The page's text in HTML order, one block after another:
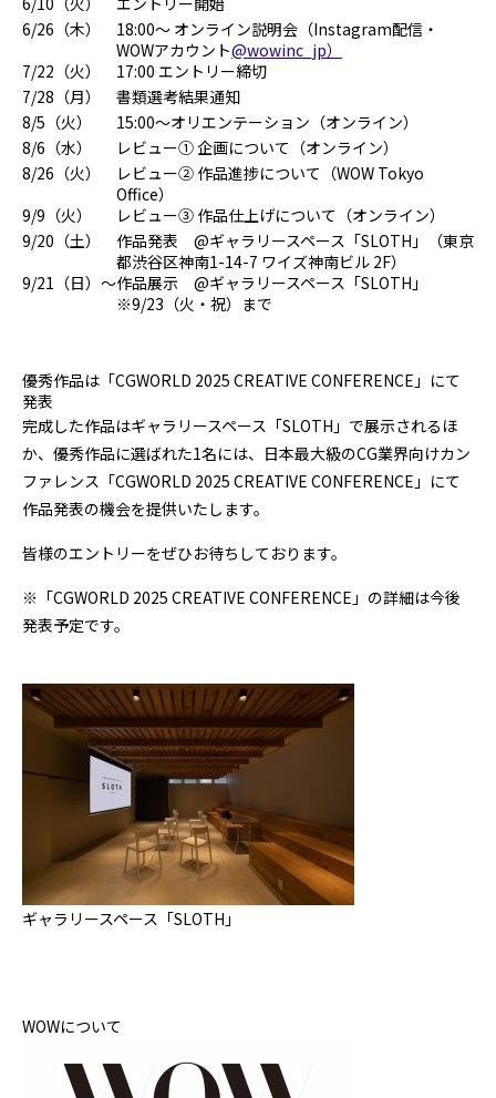
6/26（木）
18:00〜 オンライン説明会（Instagram配信・
WOWアカウント@wowinc_jp）
7/22（火）
17:00 エントリー締切
7/28（月）
書類選考結果通知
8/5（火）
15:00～オリエンテーション（オンライン）
8/6（水）
レビュー① 企画について（オンライン）
8/26（火）
レビュー② 作品進捗について（WOW Tokyo
Office）
9/9（火）
レビュー③ 作品仕上げについて（オンライン）
9/20（土）
作品発表 @ギャラリースペース「SLOTH」（東京
都渋谷区神南1-14-7 ワイズ神南ビル 2F）
9/21（日）〜作品展示 @ギャラリースペース「SLOTH」
※9/23（火・祝）まで
優秀作品は「CGWORLD 2025 CREATIVE CONFERENCE」にて
発表
完成した作品はギャラリースペース「SLOTH」で展示されるほ
か、優秀作品に選ばれた1名には、日本最大級のCG業界向けカン
ファレンス「CGWORLD 2025 CREATIVE CONFERENCE」にて
作品発表の機会を提供いたします。
皆様のエントリーをぜひお待ちしております。
※「CGWORLD 2025 CREATIVE CONFERENCE」の詳細は今後
発表予定です。
ギャラリースペース「SLOTH」
WOWについて